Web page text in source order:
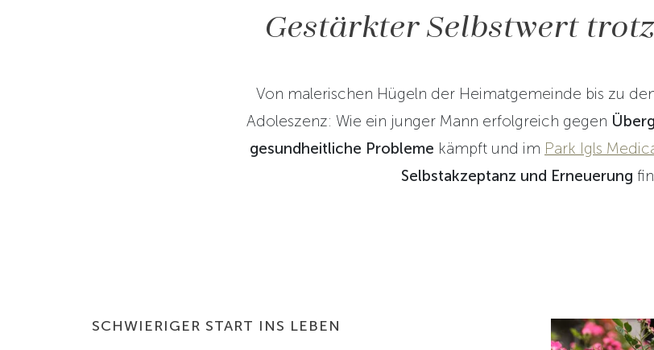
Gestärkter Selbstwert
Von malerischen Hügeln der Heimatgemeinde bis zu
Adoleszenz: Wie ein junger Mann erfolgreich gegen
gesundheitliche Probleme kämpft und im Park Igls
Selbstakzeptanz und Erneuerung
SCHWIERIGER START INS LEBEN